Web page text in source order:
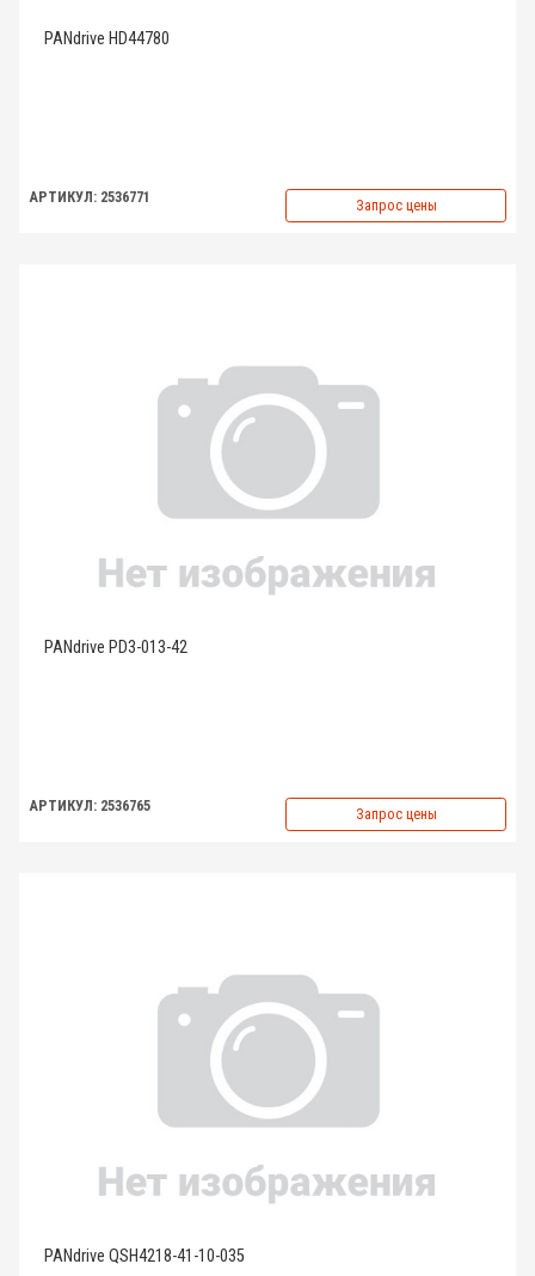
PANdrive HD44780
АРТИКУЛ: 2536771 Запрос цены
PANdrive PD3-013-42
АРТИКУЛ: 2536765 Запрос цены
PANdrive QSH4218-41-10-035